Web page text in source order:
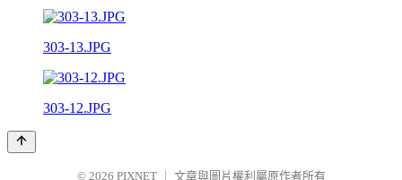
303-13.JPG
303-12.JPG
© 2026 PIXNET 文章與圖片權利屬原作者所有